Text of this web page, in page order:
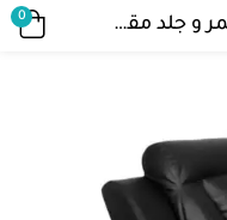
ليزى بوى خشب زان احمر و جلد مقلوب مستورد. rec-25 0